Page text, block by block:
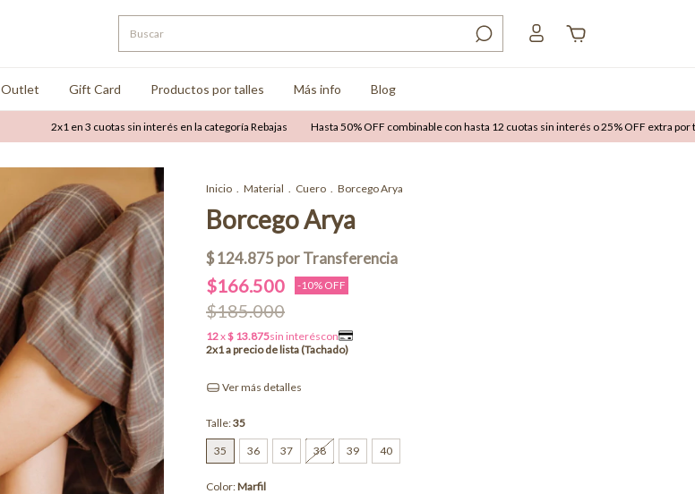
Outlet Gift Card Productos por talles Más info Blog
2x1 en 3 cuotas sin interés en la categoría Rebajas Hasta 50% OFF combinable con hasta 12 cuotas sin interés o 25% OFF extra por
Inicio . Material . Cuero . Borcego Arya
Borcego Arya
$166.500 -10% OFF
$185.000
Ver más detalles
Talle:35
35 36 37 38 39 40
Color:Marfil